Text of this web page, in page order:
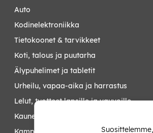
auto
kodinelektroniikka
tietokoonet & tarvikkeet
koti, talous ja puutarha
älypuhelimet ja tabletit
urheilu, vapaa-aika ja harrastus
lelut, tuotteet lapsille ja vauvoille
kauneus ja terveys